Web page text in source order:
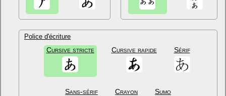
Police d'écriture
Cursive stricte Cursive rapide Sérif
Sans-sérif Crayon Sumo